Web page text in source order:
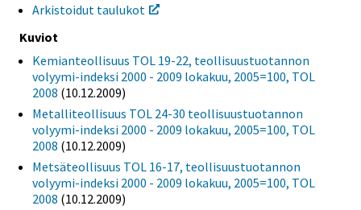
Arkistoidut taulukot
Kuviot
Kemianteollisuus TOL 19-22, teollisuustuotannon
volyymi-indeksi 2000 - 2009 lokakuu, 2005=100, TOL
2008 (10.12.2009)
Metalliteollisuus TOL 24-30 teollisuustuotannon
volyymi-indeksi 2000 - 2009 lokakuu, 2005=100, TOL
2008 (10.12.2009)
Metsäteollisuus TOL 16-17, teollisuustuotannon
volyymi-indeksi 2000 - 2009 lokakuu, 2005=100, TOL
2008 (10.12.2009)